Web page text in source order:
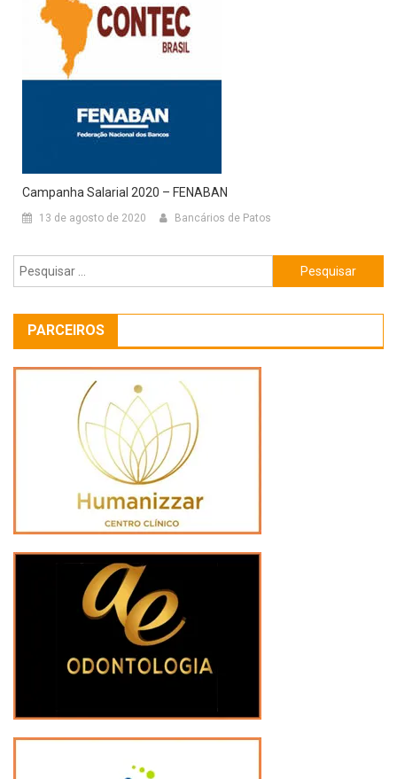
Campanha Salarial 2020 – FENABAN
13 de agosto de 2020 Bancários de Patos
Pesquisar
por:
PARCEIROS